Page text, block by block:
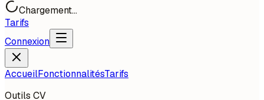
Chargement...
Tarifs
Connexion
AccueilFonctionnalitésTarifs
Outils CV